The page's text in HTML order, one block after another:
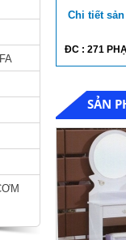
Chi tiết
ĐC : 271
SẢN